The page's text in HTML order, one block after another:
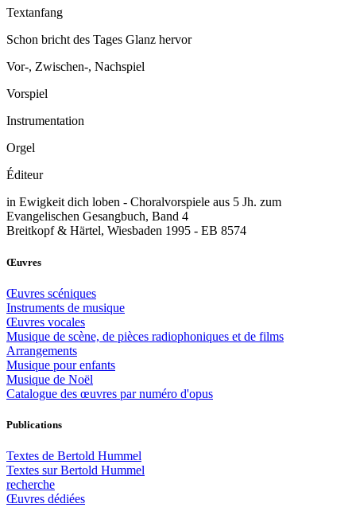
Textanfang
Schon bricht des Tages Glanz hervor
Vor-, Zwischen-, Nachspiel
Vorspiel
Instrumentation
Orgel
Éditeur
in Ewigkeit dich loben - Choralvorspiele aus 5 Jh. zum
Evangelischen Gesangbuch, Band 4
Breitkopf & Härtel, Wiesbaden 1995 - EB 8574
Œuvres
Œuvres scéniques
Instruments de musique
Œuvres vocales
Musique de scène, de pièces radiophoniques et de films
Arrangements
Musique pour enfants
Musique de Noël
Catalogue des œuvres par numéro d'opus
Publications
Textes de Bertold Hummel
Textes sur Bertold Hummel
recherche
Œuvres dédiées